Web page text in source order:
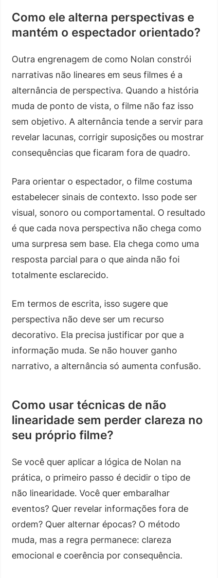
Como ele alterna perspectivas e
mantém o espectador orientado?
Outra engrenagem de como Nolan constrói
narrativas não lineares em seus filmes é a
alternância de perspectiva. Quando a história
muda de ponto de vista, o filme não faz isso
sem objetivo. A alternância tende a servir para
revelar lacunas, corrigir suposições ou mostrar
consequências que ficaram fora de quadro.
Para orientar o espectador, o filme costuma
estabelecer sinais de contexto. Isso pode ser
visual, sonoro ou comportamental. O resultado
é que cada nova perspectiva não chega como
uma surpresa sem base. Ela chega como uma
resposta parcial para o que ainda não foi
totalmente esclarecido.
Em termos de escrita, isso sugere que
perspectiva não deve ser um recurso
decorativo. Ela precisa justificar por que a
informação muda. Se não houver ganho
narrativo, a alternância só aumenta confusão.
Como usar técnicas de não
linearidade sem perder clareza no
seu próprio filme?
Se você quer aplicar a lógica de Nolan na
prática, o primeiro passo é decidir o tipo de
não linearidade. Você quer embaralhar
eventos? Quer revelar informações fora de
ordem? Quer alternar épocas? O método
muda, mas a regra permanece: clareza
emocional e coerência por consequência.